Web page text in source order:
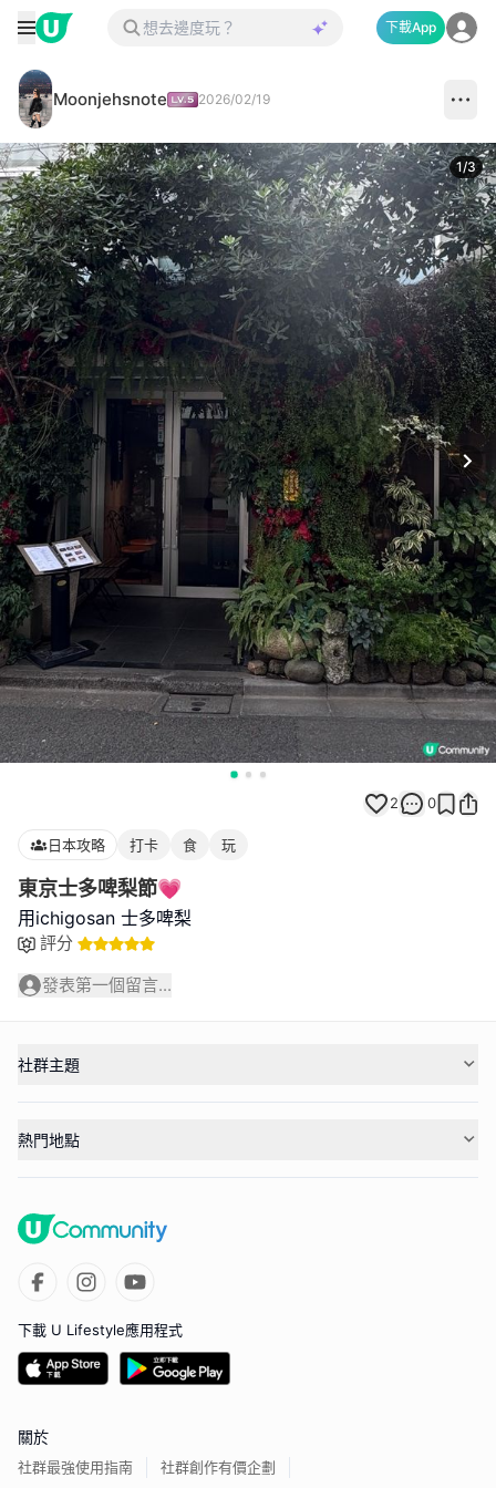
下載App
Moonjehsnote 2026/02/19
1/3
2 0
日本攻略 打卡 食 玩
東京士多啤梨節💗
用ichigosan 士多啤梨
評分
發表第一個留言...
社群主題
熱門地點
下載 U Lifestyle應用程式
關於
社群最強使用指南 社群創作有價企劃